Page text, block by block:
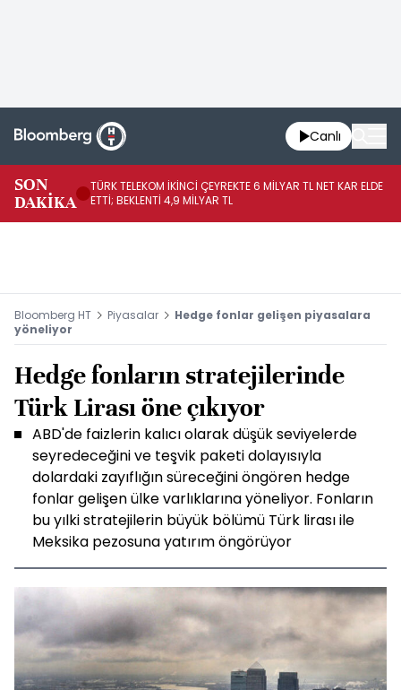
Canlı
SON
DAKİKA
TÜRK TELEKOM İKİNCİ ÇEYREKTE 6 MİLYAR TL NET KAR ELDE
ETTİ; BEKLENTİ 4,9 MİLYAR TL
Bloomberg HT Piyasalar
Hedge fonlar gelişen piyasalara
yöneliyor
Hedge fonların stratejilerinde
Türk Lirası öne çıkıyor
ABD'de faizlerin kalıcı olarak düşük seviyelerde
seyredeceğini ve teşvik paketi dolayısıyla
dolardaki zayıflığın süreceğini öngören hedge
fonlar gelişen ülke varlıklarına yöneliyor. Fonların
bu yılki stratejilerin büyük bölümü Türk lirası ile
Meksika pezosuna yatırım öngörüyor